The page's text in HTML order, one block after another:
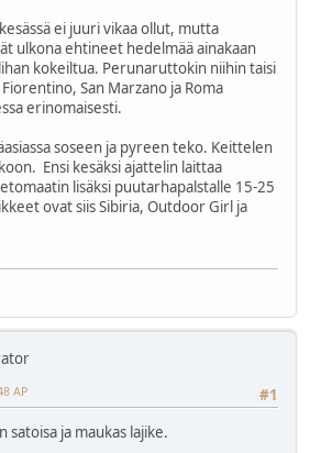
ei juuri vikaa ollut, mutta
ulkona ehtineet hedelmää ainakaan
kokeiltua. Perunaruttokin niihin taisi
San Marzano ja Roma
erinomaisesti.
soseen ja pyreen teko. Keittelen
Ensi kesäksi ajattelin laittaa
lisäksi puutarhapalstalle 15-25
ovat siis Sibiria, Outdoor Girl ja
#1
AP
ja maukas lajike.